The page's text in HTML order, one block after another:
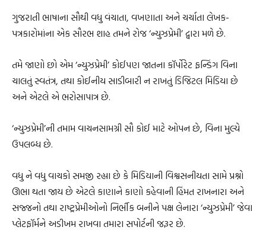
ગુજરાતી ભાષાના સૌથી વધુ વંચાતા, વખણાતા અને ચર્ચાતા લેખક-
પત્રકારોમાંના એક સૌરભ શાહ તમને રોજ ‘ન્યુઝપ્રેમી’ દ્વારા મળે છે.
તમે જાણો છો એમ ‘ન્યુઝપ્રેમી’ કોઈપણ જાતના કૉર્પોરેટ ફન્ડિંગ વિના
ચાલતું સ્વતંત્ર, તથા કોઈનીય સાડીબારી ન રાખતું ડિજિટલ મિડિયા છે
અને એટલે એ ભરોસાપાત્ર છે.
‘ન્યુઝપ્રેમી’ની તમામ વાચનસામગ્રી સૌ કોઈ માટે ઓપન છે, વિના મુલ્યે
ઉપલબ્ધ છે.
વધુ ને વધુ વાચકો સમજી રહ્યા છે કે મિડિયાની વિશ્વસનીયતા સામે પ્રશ્નો
ઊભા થતા જાય છે એટલે કાણાને કાણો કહેવાની હિંમત રાખનારા અને
સજ્જનો તથા રાષ્ટ્રપ્રેમીઓનો નિર્ભીક બનીને પક્ષ લેનારા ‘ન્યુઝપ્રેમી’ જેવા
પ્લેટફૉર્મને અડીખમ રાખવા તમારા સપોર્ટની જરૂર છે.